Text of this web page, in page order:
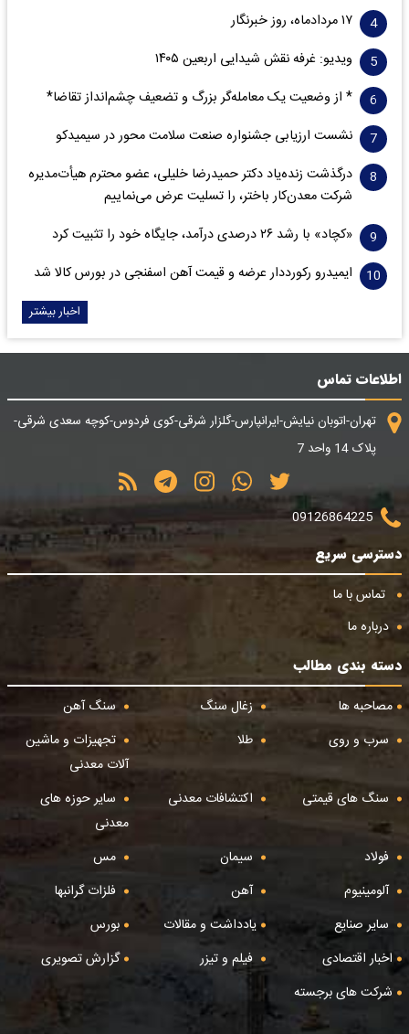
۱۷ مردادماه، روز خبرنگار
ویدیو: غرفه نقش شیدایی اربعین ۱۴۰۵
* از وضعیت یک معامله‌گر بزرگ و تضعیف چشم‌انداز تقاضا*
نشست ارزیابی جشنواره صنعت سلامت‌ محور در سیمیدکو
درگذشت زنده‌یاد دکتر حمیدرضا خلیلی، عضو محترم هیأت‌مدیره
شرکت معدن‌کار باختر، را تسلیت عرض می‌نماییم
«کچاد» با رشد ۲۶ درصدی درآمد، جایگاه خود را تثبیت کرد
ایمیدرو رکورددار عرضه و قیمت آهن اسفنجی در بورس کالا شد
اخبار بیشتر
اطلاعات تماس
تهران-اتوبان نیایش-ایرانپارس-گلزار شرقی-کوی فردوس-کوچه سعدی شرقی-
پلاک 14 واحد 7
09126864225
دسترسی سریع
تماس با ما
درباره ما
دسته بندی مطالب
مصاحبه ها
زغال سنگ
سنگ آهن
سرب و روی
طلا
تجهیزات و ماشین
آلات معدنی
سنگ های قیمتی
اکتشافات معدنی
سایر حوزه های
معدنی
فولاد
سیمان
مس
آلومینیوم
آهن
فلزات گرانبها
سایر صنایع
یادداشت و مقالات
بورس
اخبار اقتصادی
فیلم و تیزر
گزارش تصویری
شرکت های برجسته